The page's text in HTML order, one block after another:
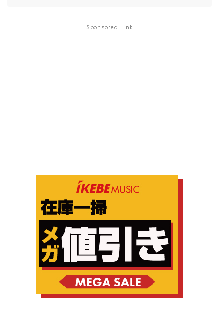
Sponsored Link